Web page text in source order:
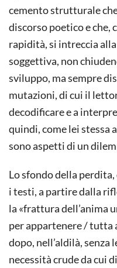
cemento strutturale
discorso poetico e che,
rapidità, si intreccia
soggettiva, non
sviluppo, ma sempre
mutazioni, di cui il
decodificare e a
quindi, come lei stessa
sono aspetti di un
Lo sfondo della
i testi, a partire dalla
la «frattura dell’anima
per appartenere / tutta
dopo, nell’aldilà, senza
necessità crude da cui